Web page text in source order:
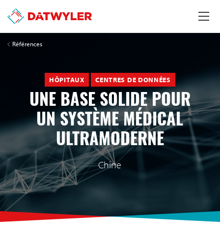
Références
HÔPITAUX CENTRES DE DONNÉES
UNE BASE SOLIDE POUR
UN SYSTÈME MÉDICAL
ULTRAMODERNE
Chine